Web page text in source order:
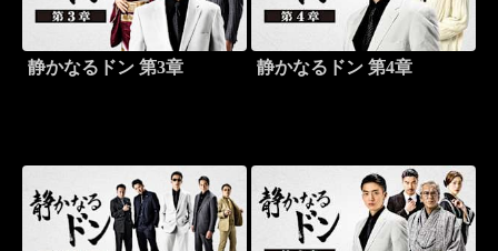
静かなるドン 第3章 静かなるドン 第4章